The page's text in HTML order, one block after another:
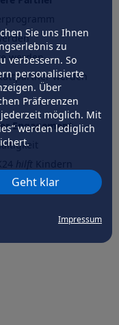
Sie uns Ihnen
zu
verbessern. So
personalisierte
Über
Präferenzen
möglich. Mit
werden lediglich
Geht klar
Impressum
werden
werden
Engagement
hilftder Natur